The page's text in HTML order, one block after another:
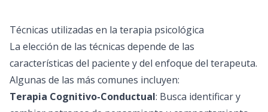
Técnicas utilizadas en la terapia psicológica
La elección de las técnicas depende de las
características del paciente y del enfoque del terapeuta.
Algunas de las más comunes incluyen:
Terapia Cognitivo-Conductual: Busca identificar y